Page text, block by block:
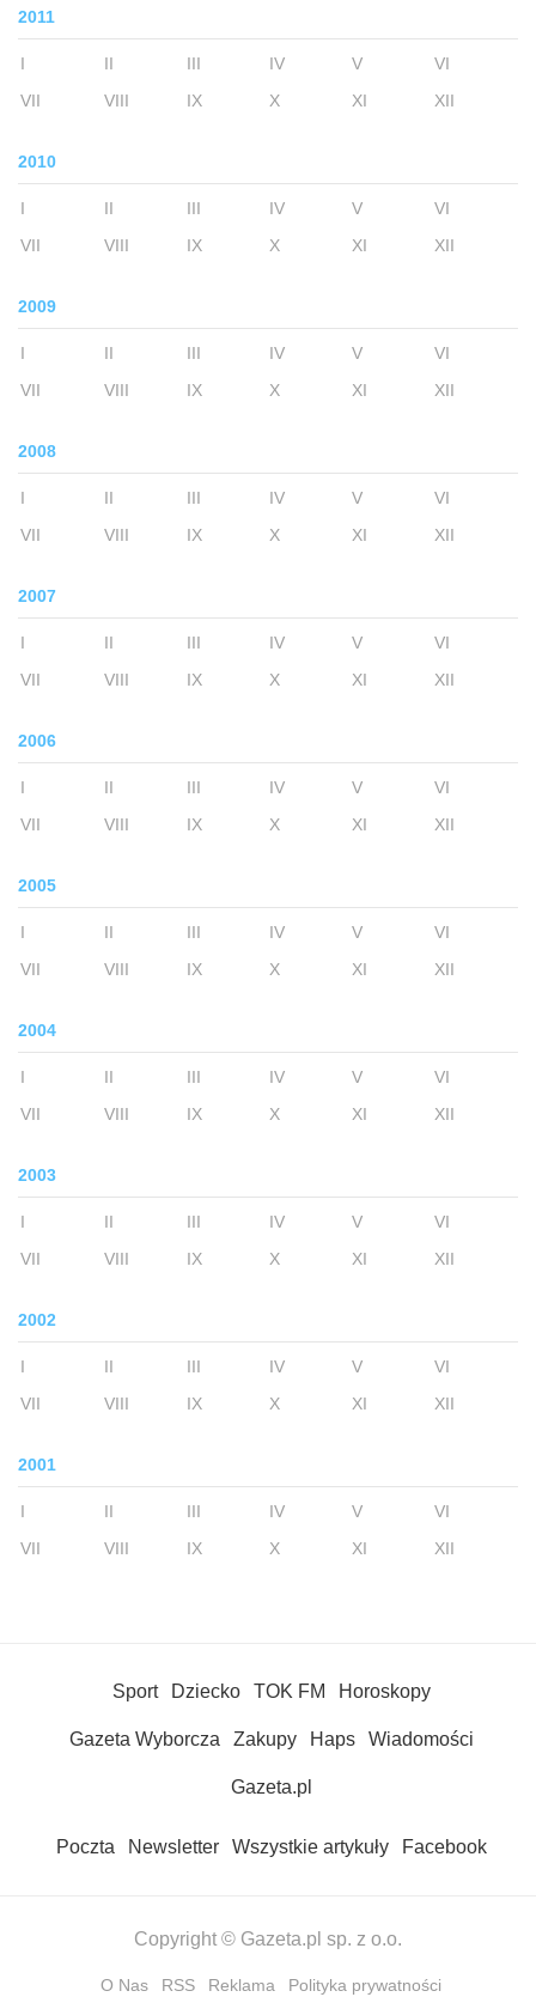
2011
I II III IV V
VI
VII
VIII IX X XI XII
2010
I II III IV V
VI
VII
VIII IX X XI XII
2009
I II III IV V
VI
VII
VIII IX X XI XII
2008
I II III IV V
VI
VII
VIII IX X XI XII
2007
I II III IV V
VI
VII
VIII IX X XI XII
2006
I II III IV V
VI
VII
VIII IX X XI XII
2005
I II III IV V
VI
VII
VIII IX X XI XII
2004
I II III IV V
VI
VII
VIII IX X XI XII
2003
I II III IV V
VI
VII
VIII IX X XI XII
2002
I II III IV V
VI
VII
VIII IX X XI XII
2001
I II III IV V
VI
VII
VIII IX X XI XII
Sport Dziecko TOK FM Horoskopy
Gazeta Wyborcza Zakupy Haps Wiadomości
Gazeta.pl
Poczta Newsletter Wszystkie artykuły Facebook
Copyright © Gazeta.pl sp. z o.o.
O Nas RSS Reklama Polityka prywatności